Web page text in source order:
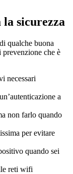
sicurezza
qualche buona
prevenzione che è
necessari
a
non farlo quando
per evitare
quando sei
reti wifi